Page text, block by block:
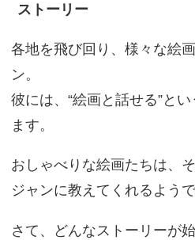
ストーリー
各地を飛び回り、様々な絵
ン。
彼には、“絵画と話せる”と
ます。
おしゃべりな絵画たちは、
ジャンに教えてくれるようで
さて、どんなストーリーが